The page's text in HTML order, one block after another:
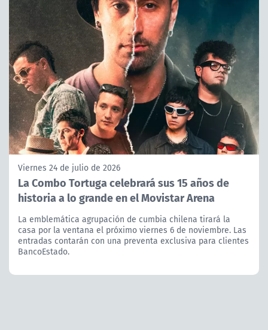
Viernes 24 de julio de 2026
La Combo Tortuga celebrará sus 15 años de
historia a lo grande en el Movistar Arena
La emblemática agrupación de cumbia chilena tirará la
casa por la ventana el próximo viernes 6 de noviembre. Las
entradas contarán con una preventa exclusiva para clientes
BancoEstado.